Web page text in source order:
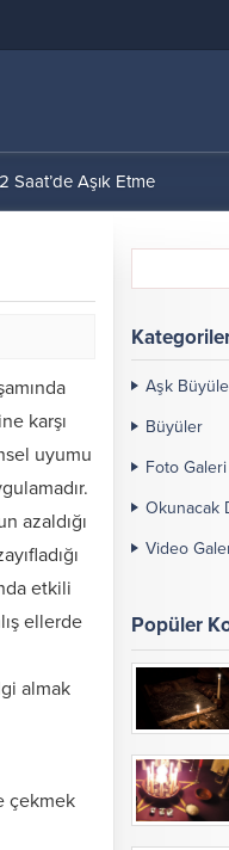
Saat’de Aşık Etme
karşı
uyumu
azaldığı
etkili
ellerde
almak
çekmek
Aşk
Büyüler
Foto Galeri
Okunacak
Video
Popüler